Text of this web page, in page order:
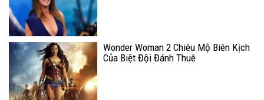
Wonder Woman 2 Chiêu Mộ Biên Kịch
Của Biệt Đội Đánh Thuê